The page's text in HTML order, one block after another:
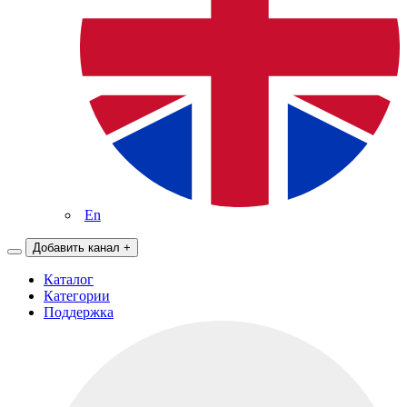
En
Добавить канал +
Каталог
Категории
Поддержка